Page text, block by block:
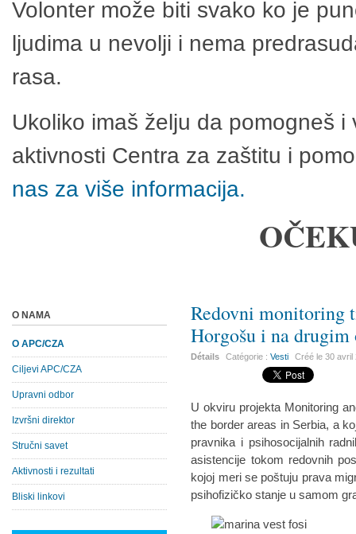
Volonter može biti svako ko je
ljudima u nevolji i nema
rasa.
Ukoliko imaš želju da pomogneš
aktivnosti Centra za zaštitu i
nas za više informacija.
Redovni monitoring
Horgošu i na
Détails Catégorie :Vesti Créé le30 avril
U okviru projekta Monitoring
the border areas in Serbia, a
pravnika i psihosocijalnih
asistencije tokom redovnih
kojoj meri se poštuju prava
psihofizičko stanje u samom
O NAMA
O APC/CZA
Ciljevi APC/CZA
Upravni odbor
Izvršni direktor
Stručni savet
Aktivnosti i rezultati
Bliski linkovi